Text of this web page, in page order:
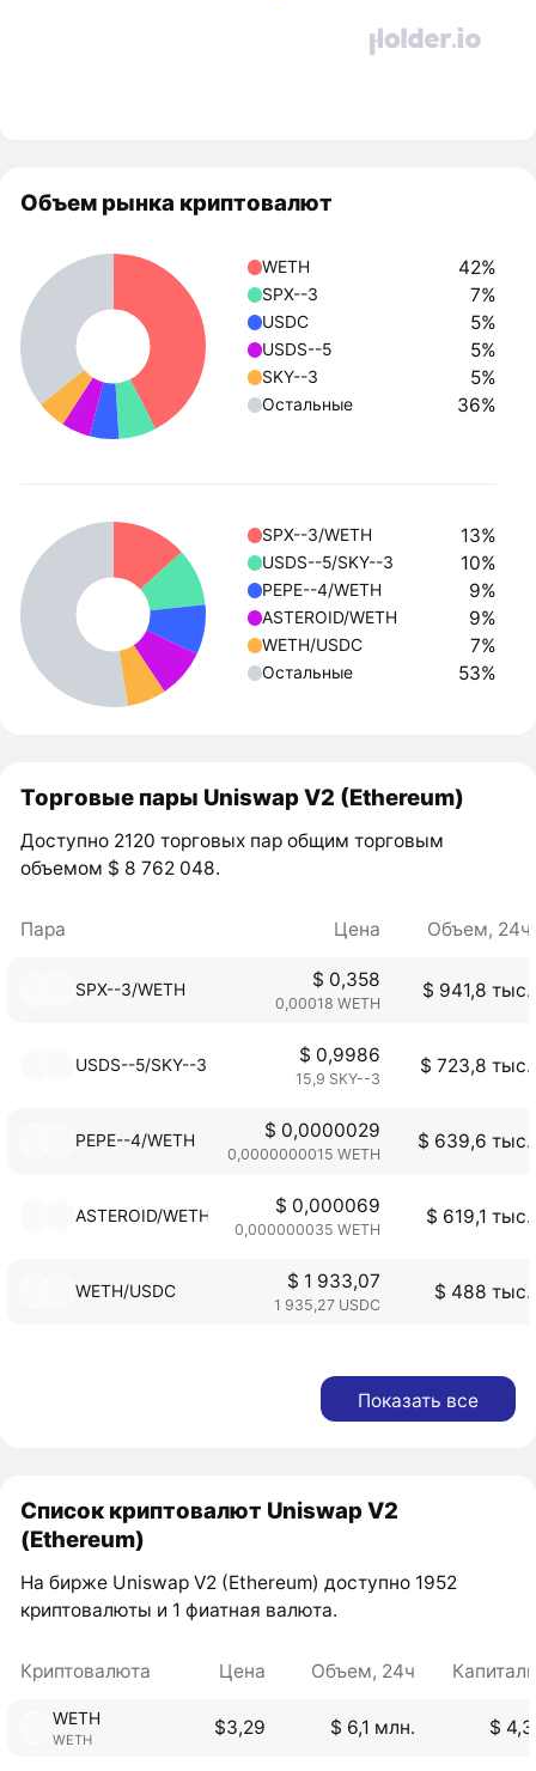
Объем рынка криптовалют
WETH 42%
SPX--3 7%
USDC 5%
USDS--5 5%
SKY--3 5%
Остальные 36%
SPX--3/WETH 13%
USDS--5/SKY--3 10%
PEPE--4/WETH 9%
ASTEROID/WETH 9%
WETH/USDC 7%
Остальные 53%
Торговые пары Uniswap V2 (Ethereum)
Доступно 2120 торговых пар общим торговым
объемом $ 8 762 048.
Пара Цена Объем, 24ч
SPX--3/WETH $ 0,358
0,00018 WETH
$ 941,8 тыс.
USDS--5/SKY--3 $ 0,9986
15,9 SKY--3
$ 723,8 тыс.
PEPE--4/WETH $ 0,0000029
0,0000000015 WETH
$ 639,6 тыс.
ASTEROID/WETH $ 0,000069
0,000000035 WETH
$ 619,1 тыс.
WETH/USDC $ 1 933,07
1 935,27 USDC
$ 488 тыс.
Показать все
Список криптовалют Uniswap V2
(Ethereum)
На бирже Uniswap V2 (Ethereum) доступно 1952
криптовалюты и 1 фиатная валюта.
Криптовалюта Цена Объем, 24ч
WETH
WETH
$3,29 $ 6,1 млн. $